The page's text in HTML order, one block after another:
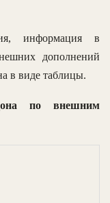
информация в
дополнений
в виде таблицы.
по внешним